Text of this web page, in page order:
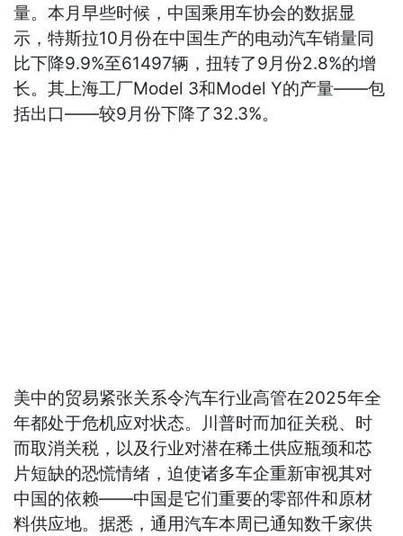
量。本月早些时候，中国乘用车协会的数据显
示，特斯拉10月份在中国生产的电动汽车销量同
比下降9.9%至61497辆，扭转了9月份2.8%的增
长。其上海工厂Model 3和Model Y的产量——包
括出口——较9月份下降了32.3%。
美中的贸易紧张关系令汽车行业高管在2025年全
年都处于危机应对状态。川普时而加征关税、时
而取消关税，以及行业对潜在稀土供应瓶颈和芯
片短缺的恐慌情绪，迫使诸多车企重新审视其对
中国的依赖——中国是它们重要的零部件和原材
料供应地。据悉，通用汽车本周已通知数千家供